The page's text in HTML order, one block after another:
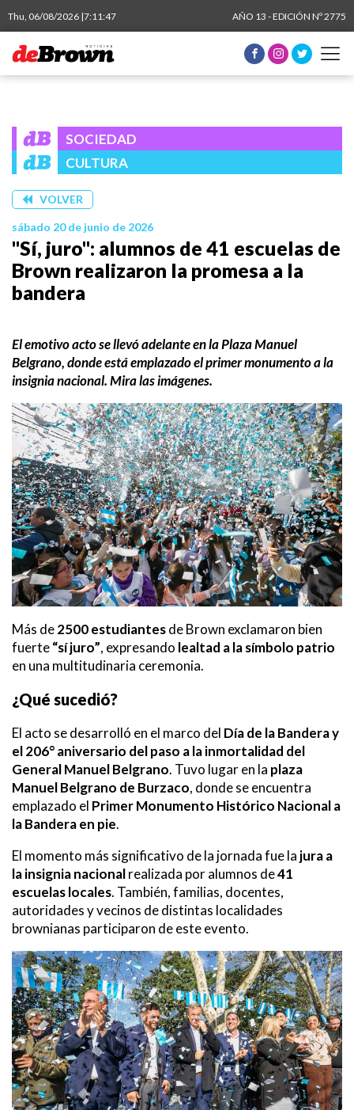
Thu, 06/08/2026 |7:11:47 AÑO 13 - EDICIÓN Nº 2775
SOCIEDAD
CULTURA
VOLVER
sábado 20 de junio de 2026
"Sí, juro": alumnos de 41 escuelas de
Brown realizaron la promesa a la
bandera
El emotivo acto se llevó adelante en la Plaza Manuel
Belgrano, donde está emplazado el primer monumento a la
insignia nacional. Mira las imágenes.
Más de2500 estudiantesde Brown exclamaron bien
fuerte“sí juro”, expresando lealtad a la símbolo patrio
en una multitudinaria ceremonia.
¿Qué sucedió?
El acto se desarrolló en el marco del Día de la Bandera y
el 206° aniversario del paso a la inmortalidad del
General Manuel Belgrano. Tuvo lugar en la plaza
Manuel Belgrano de Burzaco, donde se encuentra
emplazado el Primer Monumento Histórico Nacional a
la Bandera en pie.
El momento más significativo de la jornada fue la jura a
la insignia nacionalrealizada por alumnos de41
escuelas locales. También, familias, docentes,
autoridades y vecinos de distintas localidades
brownianas participaron de este evento.